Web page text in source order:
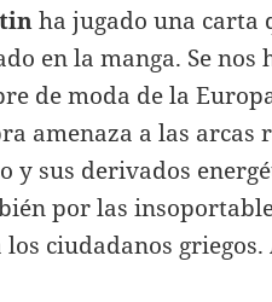
ha jugado una carta
en la manga. Se nos
de moda de la
amenaza a las arcas
y sus derivados
por las
ciudadanos